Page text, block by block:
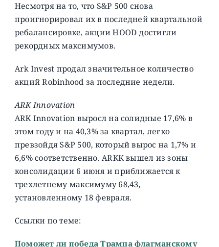
Несмотря на то, что S&P 500 снова
проигнорировал их в последней квартальной
ребалансировке, акции HOOD достигли
рекордных максимумов.
Ark Invest продал значительное количество
акций Robinhood за последние недели.
ARK Innovation
ARK Innovation выросл на солидные 17,6% в
этом году и на 40,3% за квартал, легко
превзойдя S&P 500, который вырос на 1,7% и
6,6% соответственно. ARKK вышел из зоны
консолидации 6 июня и приближается к
трехлетнему максимуму 68,43,
установленному 18 февраля.
Ссылки по теме:
Поможет ли победа Трампа флагманскому